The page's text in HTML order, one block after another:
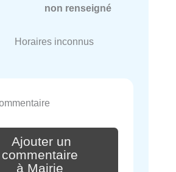
non renseigné
Horaires inconnus
Ajouter un
commentaire
à Mairie